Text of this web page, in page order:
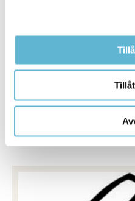
Daglig verksamhet
Läs mer om dagli